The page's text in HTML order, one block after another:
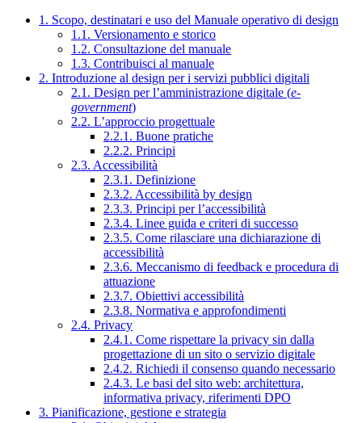
1. Scopo, destinatari e uso del Manuale operativo di design
1.1. Versionamento e storico
1.2. Consultazione del manuale
1.3. Contribuisci al manuale
2. Introduzione al design per i servizi pubblici digitali
2.1. Design per l’amministrazione digitale (e-
government)
2.2. L’approccio progettuale
2.2.1. Buone pratiche
2.2.2. Principi
2.3. Accessibilità
2.3.1. Definizione
2.3.2. Accessibilità by design
2.3.3. Principi per l’accessibilità
2.3.4. Linee guida e criteri di successo
2.3.5. Come rilasciare una dichiarazione di
accessibilità
2.3.6. Meccanismo di feedback e procedura di
attuazione
2.3.7. Obiettivi accessibilità
2.3.8. Normativa e approfondimenti
2.4. Privacy
2.4.1. Come rispettare la privacy sin dalla
progettazione di un sito o servizio digitale
2.4.2. Richiedi il consenso quando necessario
2.4.3. Le basi del sito web: architettura,
informativa privacy, riferimenti DPO
3. Pianificazione, gestione e strategia